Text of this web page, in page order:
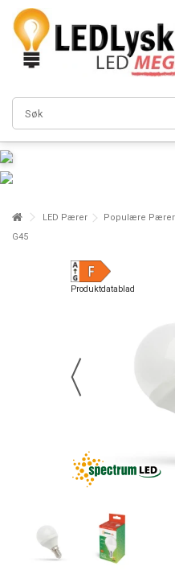
LED Pærer Populære Pærer
G45
Produktdatablad